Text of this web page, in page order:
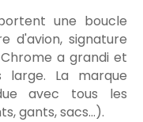
une boucle
d'avion, signature
a grandi et
La marque
avec tous les
gants, sacs...).